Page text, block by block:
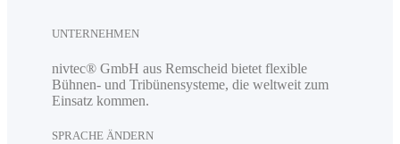
UNTERNEHMEN
nivtec® GmbH aus Remscheid bietet flexible
Bühnen- und Tribünensysteme, die weltweit zum
Einsatz kommen.
SPRACHE ÄNDERN